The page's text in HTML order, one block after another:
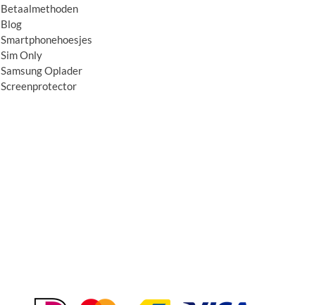
Betaalmethoden
Blog
Smartphonehoesjes
Sim Only
Samsung Oplader
Screenprotector